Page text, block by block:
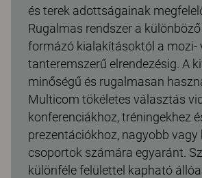
és terek adottságainak
Rugalmas rendszer a
formázó kialakításoktól a mozi-
tanteremszerű elrendezésig. A
minőségű és rugalmasan
Multicom tökéletes választás
konferenciákhoz, tréningekhez
prezentációkhoz, nagyobb vagy
csoportok számára egyaránt.
különféle felülettel kapható